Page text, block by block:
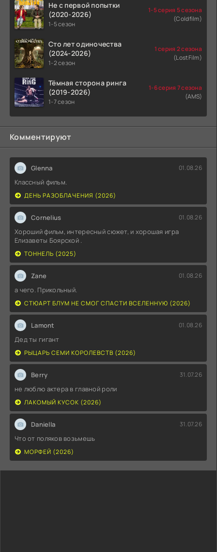
Не с первой попытки
(2020-2026)
1-5 сезон
1-5 серия 5 сезона
(Coldfilm)
Сто лет одиночества
(2024-2026)
1-2 сезон
1 серия 2 сезона
(LostFilm)
Тёмная сторона ринга
(2019-2026)
1-7 сезон
1-6 серия 7 сезона
(AMS)
Комментируют
Glenna 01.08.26
Классный фильм.
ДЕНЬ РАЗОБЛАЧЕНИЯ (2026)
Cornelius 01.08.26
Хороший фильм, интересный сюжет, и хорошая игра
Елизаветы Боярской .
ТОННЕЛЬ (2025)
Zane 01.08.26
а чего. Прикольный.
СТЮАРТ БЛУМ НЕ СМОГ СПАСТИ ВСЕЛЕННУЮ (2026)
Lamont 01.08.26
Дед ты гигант
РЫЦАРЬ СЕМИ КОРОЛЕВСТВ (2026)
Berry 31.07.26
не люблю актера в главной роли
ЛАКОМЫЙ КУСОК (2026)
Daniella 31.07.26
Что от поляков возьмешь
МОРФЕЙ (2026)